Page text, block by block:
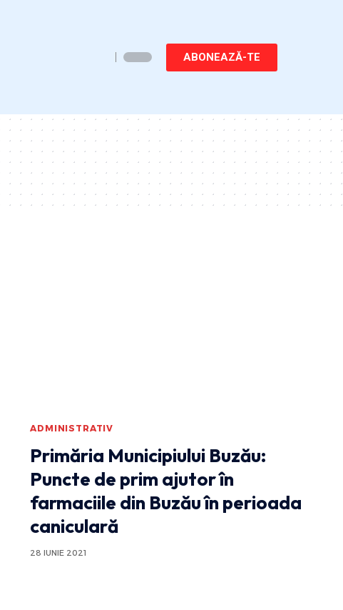
ABONEAZĂ-TE
ADMINISTRATIV
Primăria Municipiului Buzău:
Puncte de prim ajutor în
farmaciile din Buzău în perioada
caniculară
28 IUNIE 2021